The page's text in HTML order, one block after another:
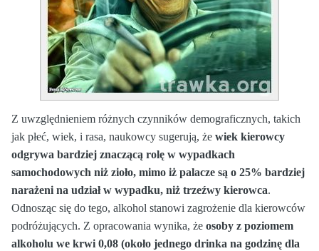
Z uwzględnieniem różnych czynników demograficznych, takich
jak płeć, wiek, i rasa, naukowcy sugerują, że wiek kierowcy
odgrywa bardziej znaczącą rolę w wypadkach
samochodowych niż zioło, mimo iż palacze są o 25% bardziej
narażeni na udział w wypadku, niż trzeźwy kierowca.
Odnosząc się do tego, alkohol stanowi zagrożenie dla kierowców
podróżujących. Z opracowania wynika, że osoby z poziomem
alkoholu we krwi 0,08 (około jednego drinka na godzinę dla